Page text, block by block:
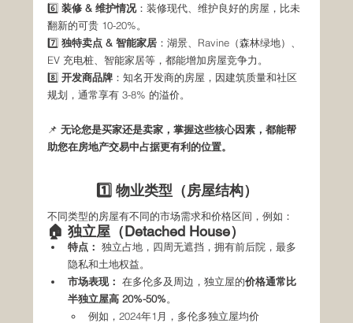
6️⃣ 装修 & 维护情况：装修现代、维护良好的房屋，比未
翻新的可贵 10-20%。
7️⃣ 独特卖点 & 智能家居 ：湖景、Ravine（森林绿地）、
EV 充电桩、智能家居等，都能增加房屋竞争力。
8️⃣ 开发商品牌 ：知名开发商的房屋，因建筑质量和社区
规划，通常享有 3-8% 的溢价。
📌 无论您是买家还是卖家，掌握这些核心因素，都能帮
助您在房地产交易中占据更有利的位置。
1️⃣ 物业类型（房屋结构）
不同类型的房屋有不同的市场需求和价格区间，例如：
🏠 独立屋（Detached House）
特点： 独立占地，四周无遮挡，拥有前后院，最多
隐私和土地权益。
市场表现： 在多伦多及周边，独立屋的价格通常比
半独立屋高 20%-50%。
例如，2024年1月，多伦多独立屋均价